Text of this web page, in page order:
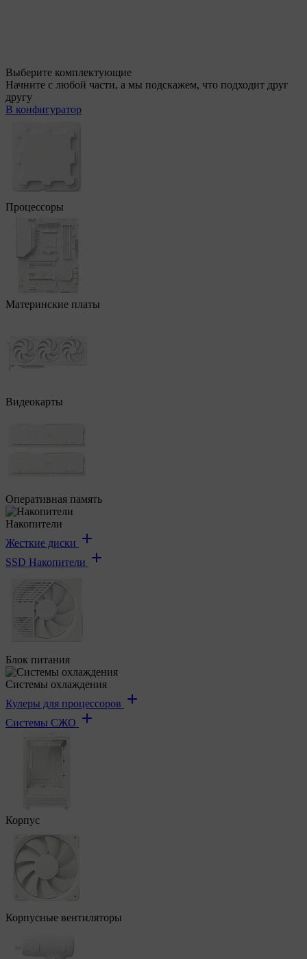
Выберите комплектующие
Начните с любой части, а мы подскажем, что подходит друг
другу
В конфигуратор
Процессоры
Материнские платы
Видеокарты
Оперативная память
Накопители
Жесткие диски
SSD Накопители
Блок питания
Системы охлаждения
Кулеры для процессоров
Системы СЖО
Корпус
Корпусные вентиляторы